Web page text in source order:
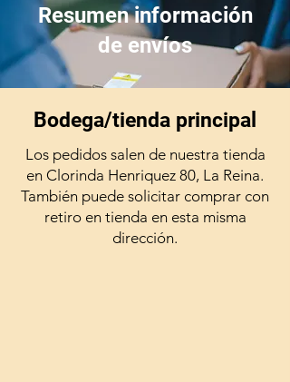
variedad de problemas
musculares y articulares.
Resumen información
de envíos
Bodega/tienda principal
Los pedidos salen de nuestra tienda
en Clorinda Henriquez 80, La Reina.
También puede solicitar comprar con
retiro en tienda en esta misma
dirección.